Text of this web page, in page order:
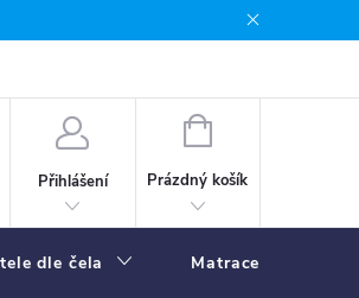
Přihlášení
NÁKUPNÍ
Prázdný košík
dle čela Matrace